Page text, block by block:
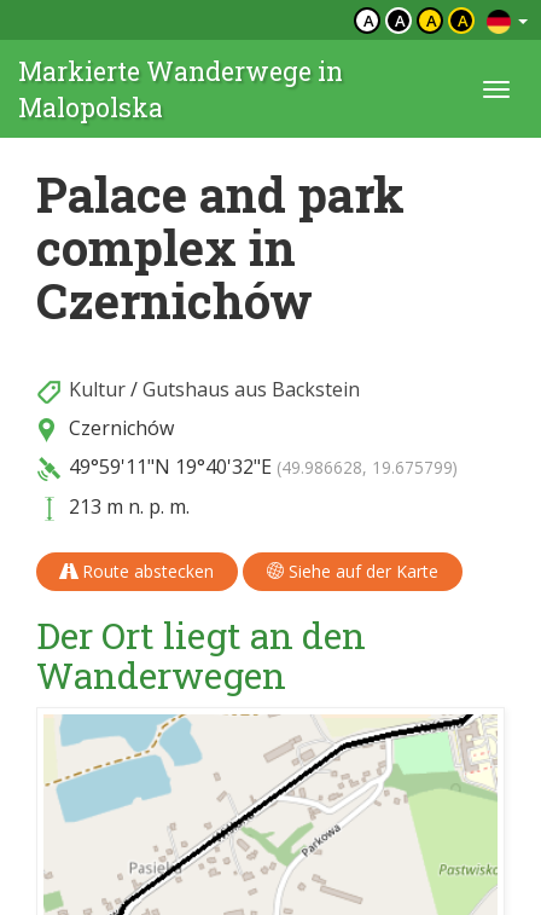
A A A A
Markierte Wanderwege in
Malopolska
Palace and park
complex in
Czernichów
Kultur/Gutshaus aus Backstein
Czernichów
49°59'11"N 19°40'32"E (49.986628, 19.675799)
213 m n. p. m.
Route abstecken Siehe auf der Karte
Der Ort liegt an den
Wanderwegen